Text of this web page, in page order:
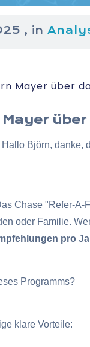
, in
Mayer über
Hallo Björn, danke,
Chase "Refer-A-
oder Familie.
pro
Programms?
klare Vorteile: